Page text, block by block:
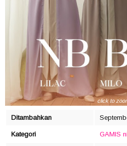
click to
Ditambahkan
Kategori GAMIS